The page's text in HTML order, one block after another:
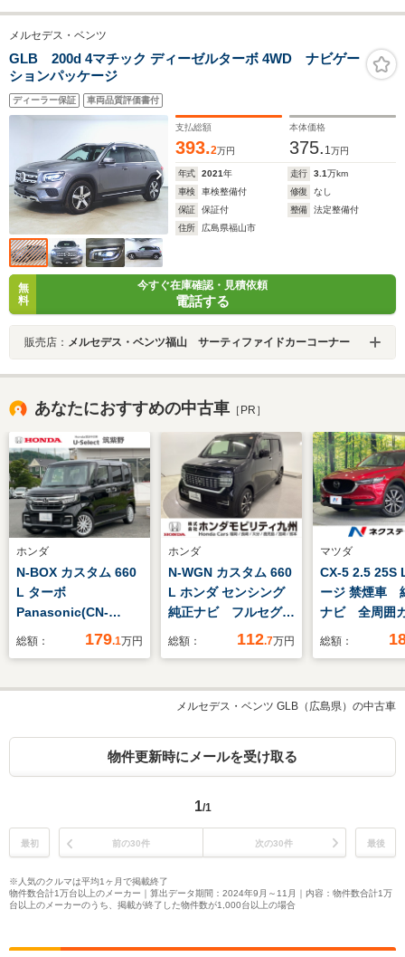
メルセデス・ベンツ
GLB 200d 4マチック ディーゼルターボ 4WD ナビゲー
ションパッケージ
ディーラー保証 車両品質評価書付
支払総額
393.2万円
本体価格
375. 1万円
年式 2021年 走行 3.1万km
車検
車検整備付 修復
なし
保証
保証付 整備
法定整備付
住所
広島県福山市
無
料
今すぐ在庫確認・見積依頼
電話する
販売店： メルセデス・ベンツ福山 サーティファイドカーコーナー
あなたにおすすめの中古車 ［PR］
ホンダ
N-BOX カスタム 660
L ターボ
Panasonic(CN-
HE01D) 両側電動ス
転席/助手席シートヒ
能 歩行者事故低減ス
総額： 179.1万円
ホンダ
N-WGN カスタム 660
L ホンダ センシング
純正ナビ フルセグ
ETC 運転席シートヒ
総額： 112.7万円
マツダ
CX-5 2.5 25S
ージ 禁煙車
ナビ 全周囲
衝突被害軽減
ー 電動リア
LEDヘッド
ライト デュ
総額：
メルセデス・ベンツ GLB（広島県）の中古車
物件更新時にメールを受け取る
1/1
最初 前の30件 次の30件 最後
※人気のクルマは平均1ヶ月で掲載終了
物件数合計1万台以上のメーカー｜算出データ期間：2024年9月～11月｜内容：物件数合計1万
台以上のメーカーのうち、掲載が終了した物件数が1,000台以上の場合